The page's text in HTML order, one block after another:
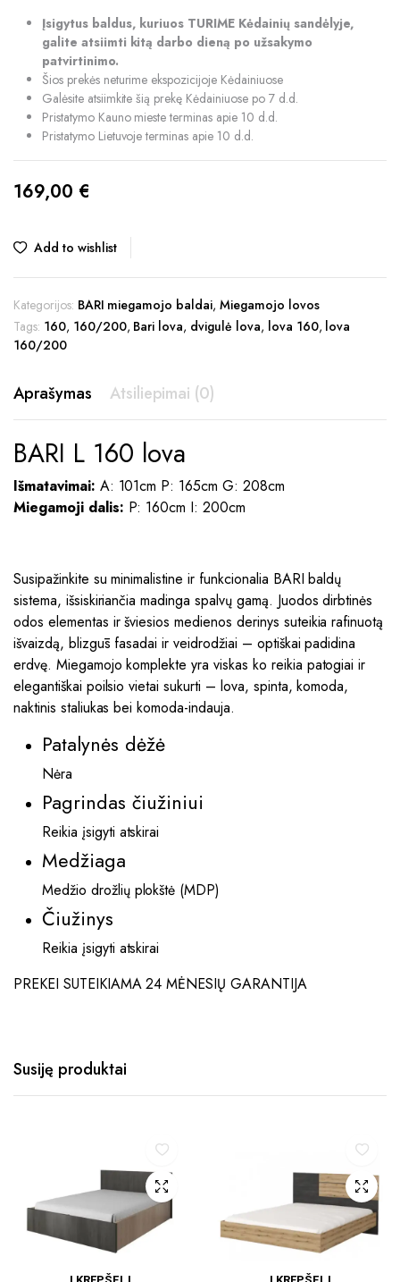
Įsigytus baldus, kuriuos TURIME Kėdainių sandėlyje,
galite atsiimti kitą darbo dieną po užsakymo
patvirtinimo.
Šios prekės neturime ekspozicijoje Kėdainiuose
Galėsite atsiimkite šią prekę Kėdainiuose po 7 d.d.
Pristatymo Kauno mieste terminas apie 10 d.d.
Pristatymo Lietuvoje terminas apie 10 d.d.
169,00 €
Add to wishlist
Kategorijos: BARI miegamojo baldai, Miegamojo lovos
Tags: 160, 160/200, Bari lova, dvigulė lova, lova 160, lova
160/200
Aprašymas Atsiliepimai (0)
BARI L 160 lova
Išmatavimai: A: 101cm P: 165cm G: 208cm
Miegamoji dalis: P: 160cm I: 200cm
Susipažinkite su minimalistine ir funkcionalia BARI baldų
sistema, išsiskiriančia madinga spalvų gamą. Juodos dirbtinės
odos elementas ir šviesios medienos derinys suteikia rafinuotą
išvaizdą, blizgūs fasadai ir veidrodžiai – optiškai padidina
erdvę. Miegamojo komplekte yra viskas ko reikia patogiai ir
elegantiškai poilsio vietai sukurti – lova, spinta, komoda,
naktinis staliukas bei komoda-indauja.
Patalynės dėžė
Nėra
Pagrindas čiužiniui
Reikia įsigyti atskirai
Medžiaga
Medžio drožlių plokštė (MDP)
Čiužinys
Reikia įsigyti atskirai
PREKEI SUTEIKIAMA 24 MĖNESIŲ GARANTIJA
Susiję produktai
Į KREPŠELĮ Į KREPŠELĮ